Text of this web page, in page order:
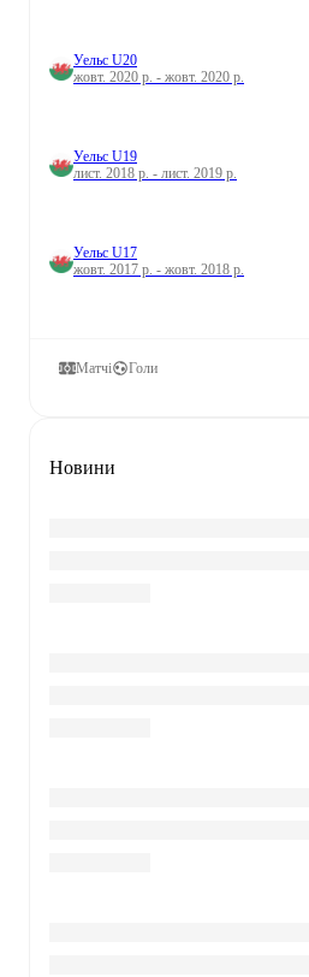
Уельс U20
жовт. 2020 р. - жовт. 2020 р.
Уельс U19
лист. 2018 р. - лист. 2019 р.
Уельс U17
жовт. 2017 р. - жовт. 2018 р.
Матчі Голи
Новини